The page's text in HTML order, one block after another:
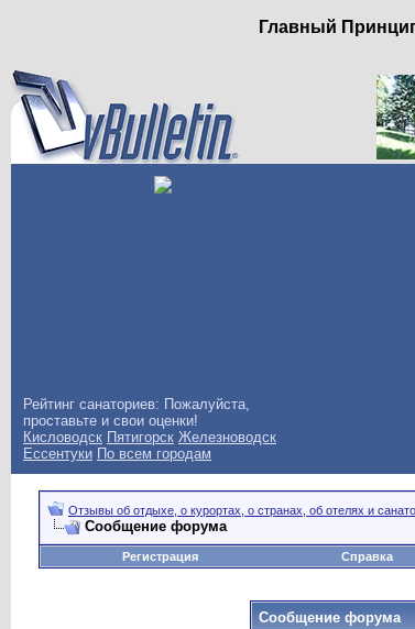
Главный
Рейтинг санаториев: Пожалуйста,
проставьте и свои оценки!
Кисловодск Пятигорск Железноводск
Ессентуки По всем городам
Отзывы об отдыхе, о курортах, о странах, об отелях и
Сообщение форума
Регистрация
Справка
Сообщение форума